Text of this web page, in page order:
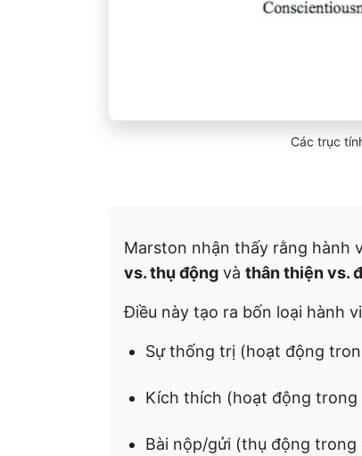
Các trục
Marston nhận thấy rằng hành
vs. thụ động và thân thiện vs.
Điều này tạo ra bốn loại hành
Sự thống trị (hoạt động
Kích thích (hoạt động trong
Bài nộp/gửi (thụ động trong